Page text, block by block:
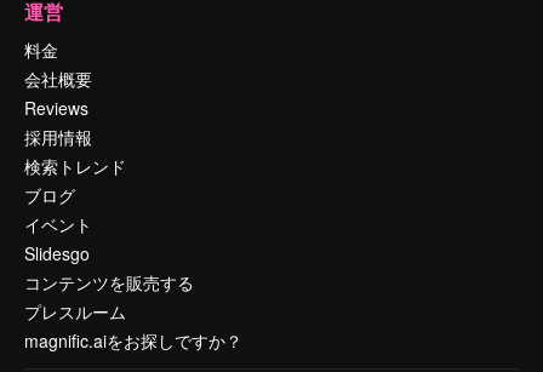
運営
料金
会社概要
Reviews
採用情報
検索トレンド
ブログ
イベント
Slidesgo
コンテンツを販売する
プレスルーム
magnific.aiをお探しですか？